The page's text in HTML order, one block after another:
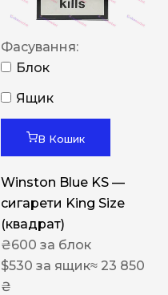
Фасування:
Блок
Ящик
В Кошик
Winston Blue KS —
сигарети King Size
(квадрат)
₴600 за блок
$530 за ящик≈ 23 850
₴